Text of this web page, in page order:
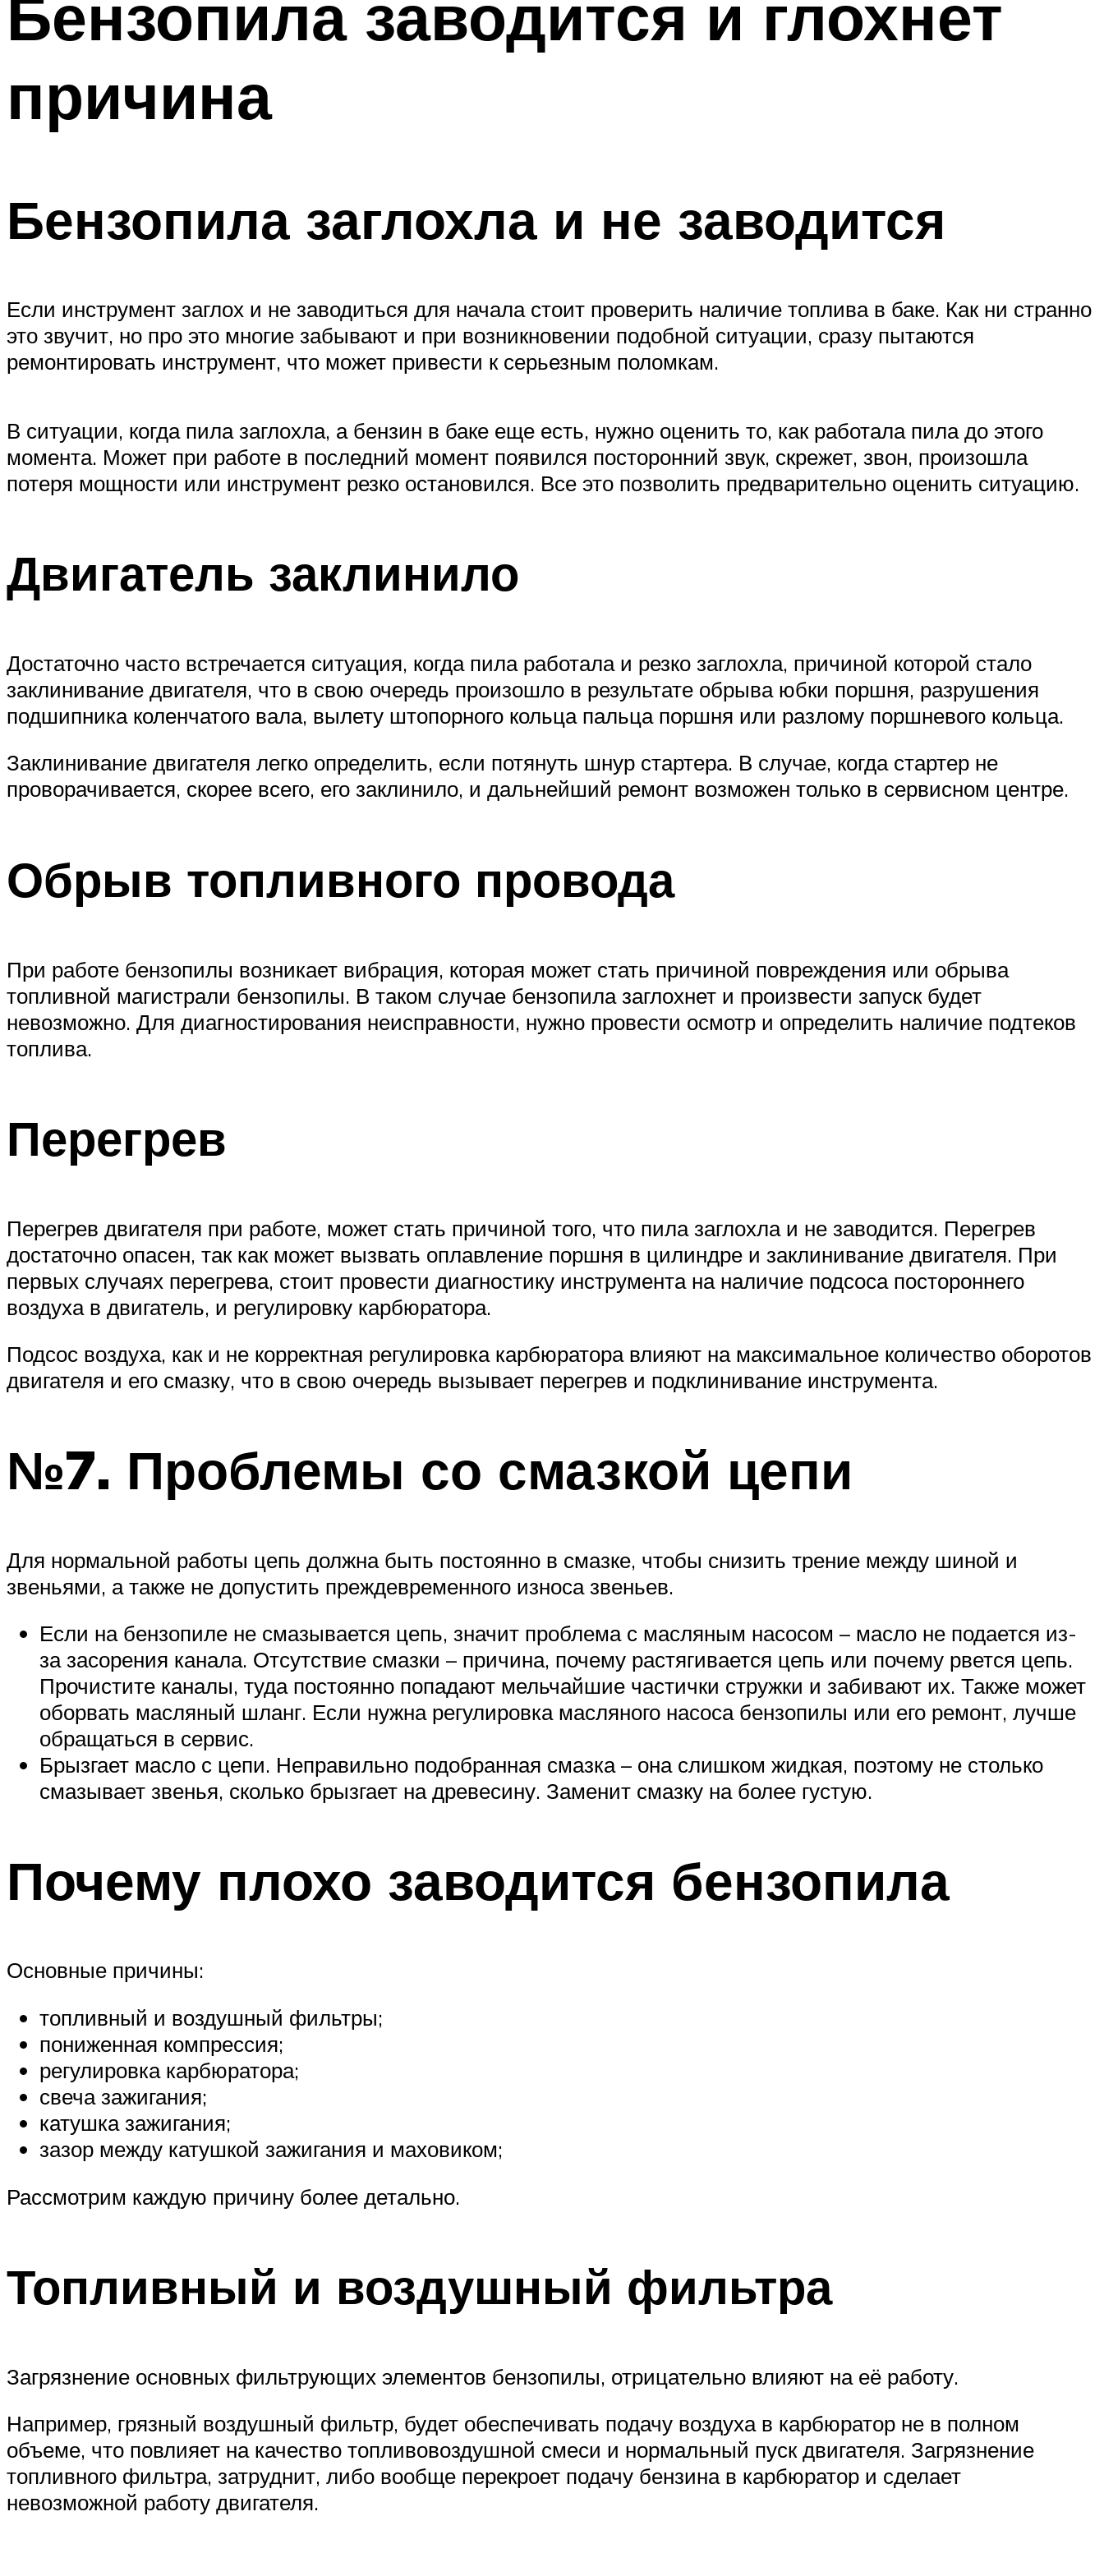
Бензопила заводится и глохнет
причина
Бензопила заглохла и не заводится
Если инструмент заглох и не заводиться для начала стоит проверить наличие топлива в баке. Как ни странно
это звучит, но про это многие забывают и при возникновении подобной ситуации, сразу пытаются
ремонтировать инструмент, что может привести к серьезным поломкам.
В ситуации, когда пила заглохла, а бензин в баке еще есть, нужно оценить то, как работала пила до этого
момента. Может при работе в последний момент появился посторонний звук, скрежет, звон, произошла
потеря мощности или инструмент резко остановился. Все это позволить предварительно оценить ситуацию.
Двигатель заклинило
Достаточно часто встречается ситуация, когда пила работала и резко заглохла, причиной которой стало
заклинивание двигателя, что в свою очередь произошло в результате обрыва юбки поршня, разрушения
подшипника коленчатого вала, вылету штопорного кольца пальца поршня или разлому поршневого кольца.
Заклинивание двигателя легко определить, если потянуть шнур стартера. В случае, когда стартер не
проворачивается, скорее всего, его заклинило, и дальнейший ремонт возможен только в сервисном центре.
Обрыв топливного провода
При работе бензопилы возникает вибрация, которая может стать причиной повреждения или обрыва
топливной магистрали бензопилы. В таком случае бензопила заглохнет и произвести запуск будет
невозможно. Для диагностирования неисправности, нужно провести осмотр и определить наличие подтеков
топлива.
Перегрев
Перегрев двигателя при работе, может стать причиной того, что пила заглохла и не заводится. Перегрев
достаточно опасен, так как может вызвать оплавление поршня в цилиндре и заклинивание двигателя. При
первых случаях перегрева, стоит провести диагностику инструмента на наличие подсоса постороннего
воздуха в двигатель, и регулировку карбюратора.
Подсос воздуха, как и не корректная регулировка карбюратора влияют на максимальное количество оборотов
двигателя и его смазку, что в свою очередь вызывает перегрев и подклинивание инструмента.
№7. Проблемы со смазкой цепи
Для нормальной работы цепь должна быть постоянно в смазке, чтобы снизить трение между шиной и
звеньями, а также не допустить преждевременного износа звеньев.
Если на бензопиле не смазывается цепь, значит проблема с масляным насосом – масло не подается из-
за засорения канала. Отсутствие смазки – причина, почему растягивается цепь или почему рвется цепь.
Прочистите каналы, туда постоянно попадают мельчайшие частички стружки и забивают их. Также может
оборвать масляный шланг. Если нужна регулировка масляного насоса бензопилы или его ремонт, лучше
обращаться в сервис.
Брызгает масло с цепи. Неправильно подобранная смазка – она слишком жидкая, поэтому не столько
смазывает звенья, сколько брызгает на древесину. Заменит смазку на более густую.
Почему плохо заводится бензопила
Основные причины:
топливный и воздушный фильтры;
пониженная компрессия;
регулировка карбюратора;
свеча зажигания;
катушка зажигания;
зазор между катушкой зажигания и маховиком;
Рассмотрим каждую причину более детально.
Топливный и воздушный фильтра
Загрязнение основных фильтрующих элементов бензопилы, отрицательно влияют на её работу.
Например, грязный воздушный фильтр, будет обеспечивать подачу воздуха в карбюратор не в полном
объеме, что повлияет на качество топливовоздушной смеси и нормальный пуск двигателя. Загрязнение
топливного фильтра, затруднит, либо вообще перекроет подачу бензина в карбюратор и сделает
невозможной работу двигателя.